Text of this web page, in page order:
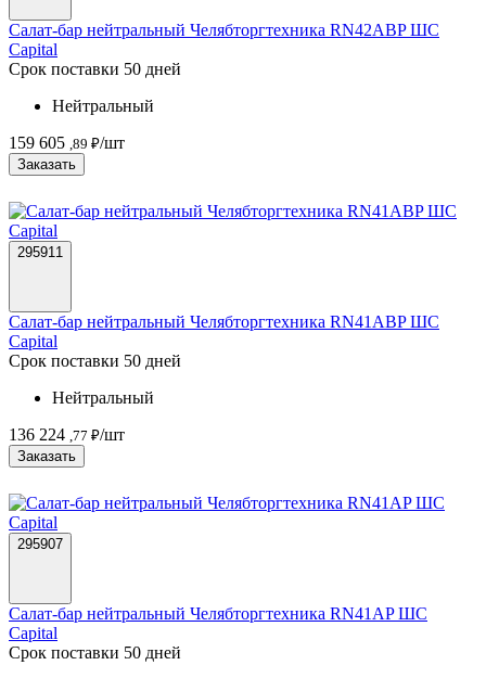
Салат-бар нейтральный Челябторгтехника RN42ABP ШС
Capital
Срок поставки 50 дней
Нейтральный
159 605 ,89 ₽/шт
Заказать
295911
Салат-бар нейтральный Челябторгтехника RN41ABP ШС
Capital
Срок поставки 50 дней
Нейтральный
136 224 ,77 ₽/шт
Заказать
295907
Салат-бар нейтральный Челябторгтехника RN41AP ШС
Capital
Срок поставки 50 дней